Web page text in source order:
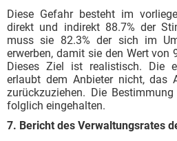
Diese Gefahr besteht im
direkt und indirekt 88.7% der
muss sie 82.3% der sich im
erwerben, damit sie den Wert von
Dieses Ziel ist realistisch. Die
erlaubt dem Anbieter nicht, das
zurückzuziehen. Die
folglich eingehalten.
7. Bericht des Verwaltungsrates